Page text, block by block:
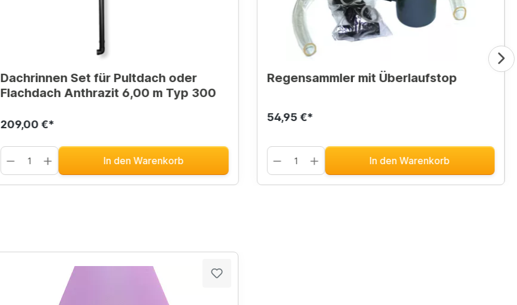
Dachrinnen Set für Pultdach oder
Flachdach Anthrazit 6,00 m Typ 300
209,00 €*
In den Warenkorb
Regensammler mit Überlaufstop
54,95 €*
In den Warenkorb